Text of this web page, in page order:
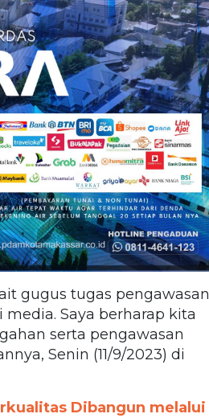
gugus tugas pengawasan
Saya berharap kita
serta pengawasan
Senin (11/9/2023) di
Dibangun melalui